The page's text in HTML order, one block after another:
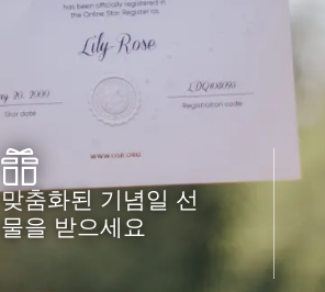
맞춤화된 기념일 선
물을 받으세요